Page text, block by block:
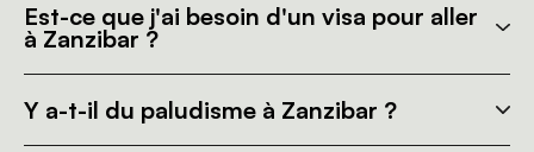
Est-ce que j'ai besoin d'un visa pour aller
à Zanzibar ?
Y a-t-il du paludisme à Zanzibar ?